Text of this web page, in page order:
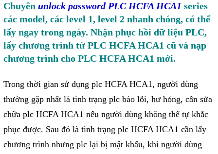
Chuyên unlock password PLC HCFA HCA1 series
các model, các level 1, level 2 nhanh chóng, có thể
lấy ngay trong ngày. Nhận phục hồi dữ liệu PLC,
lấy chương trình từ PLC HCFA HCA1 cũ và nạp
chương trình cho PLC HCFA HCA1 mới.
Trong thời gian sử dụng plc HCFA HCA1, người dùng
thường gặp nhất là tình trạng plc báo lỗi, hư hỏng, cần sửa
chữa plc HCFA HCA1 nếu người dùng không thể tự khắc
phục được. Sau đó là tình trạng plc HCFA HCA1 cần lấy
chương trình nhưng plc lại bị mật khẩu, khi người dùng
Hệ Thống Cảnh Báo An
Toàn Xe Nâng
Hệ thống điều khiển giám
sát và thu thập dữ liệu
Giải pháp quản lý bằng mã
vạch
Bảng LED điện tử
Bảng điện tử năng suất
Bảng Led hiển thị nhiệt độ
Thủ Dầu Một, Tỉnh Bình
Dương
0909 199 102
COPYRIGHT 2018. ALL RIGHTS RESERVED